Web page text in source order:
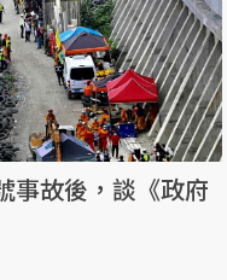
事故後，談《政府